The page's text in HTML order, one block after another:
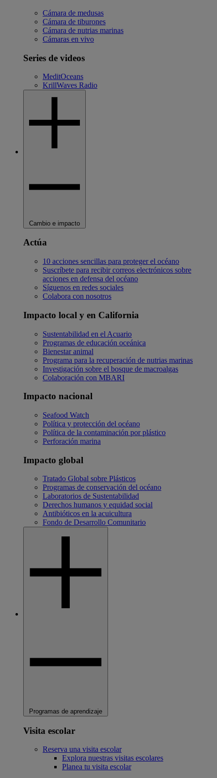
Cámara de medusas
Cámara de tiburones
Cámara de nutrias marinas
Cámaras en vivo
Series de videos
MeditOceans
KrillWaves Radio
Cambio e impacto
Actúa
10 acciones sencillas para proteger el océano
Suscríbete para recibir correos electrónicos sobre
acciones en defensa del océano
Síguenos en redes sociales
Colabora con nosotros
Impacto local y en California
Sustentabilidad en el Acuario
Programas de educación oceánica
Bienestar animal
Programa para la recuperación de nutrias marinas
Investigación sobre el bosque de macroalgas
Colaboración con MBARI
Impacto nacional
Seafood Watch
Política y protección del océano
Política de la contaminación por plástico
Perforación marina
Impacto global
Tratado Global sobre Plásticos
Programas de conservación del océano
Laboratorios de Sustentabilidad
Derechos humanos y equidad social
Antibióticos en la acuicultura
Fondo de Desarrollo Comunitario
Programas de aprendizaje
Visita escolar
Reserva una visita escolar
Explora nuestras visitas escolares
Planea tu visita escolar